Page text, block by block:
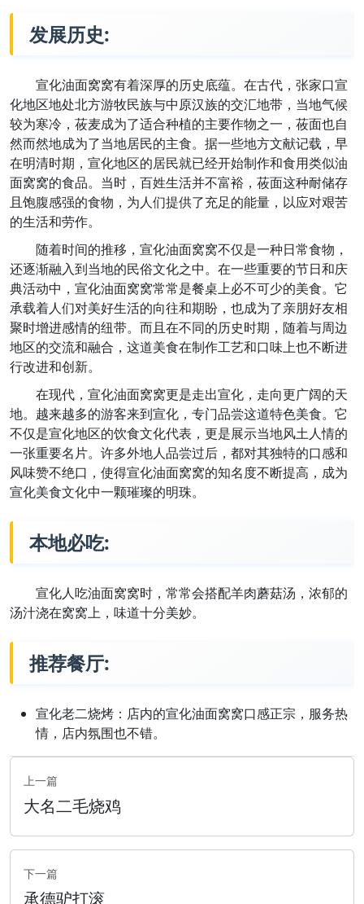
发展历史:
宣化油面窝窝有着深厚的历史底蕴。在古代，张家口宣
化地区地处北方游牧民族与中原汉族的交汇地带，当地气候
较为寒冷，莜麦成为了适合种植的主要作物之一，莜面也自
然而然地成为了当地居民的主食。据一些地方文献记载，早
在明清时期，宣化地区的居民就已经开始制作和食用类似油
面窝窝的食品。当时，百姓生活并不富裕，莜面这种耐储存
且饱腹感强的食物，为人们提供了充足的能量，以应对艰苦
的生活和劳作。
随着时间的推移，宣化油面窝窝不仅是一种日常食物，
还逐渐融入到当地的民俗文化之中。在一些重要的节日和庆
典活动中，宣化油面窝窝常常是餐桌上必不可少的美食。它
承载着人们对美好生活的向往和期盼，也成为了亲朋好友相
聚时增进感情的纽带。而且在不同的历史时期，随着与周边
地区的交流和融合，这道美食在制作工艺和口味上也不断进
行改进和创新。
在现代，宣化油面窝窝更是走出宣化，走向更广阔的天
地。越来越多的游客来到宣化，专门品尝这道特色美食。它
不仅是宣化地区的饮食文化代表，更是展示当地风土人情的
一张重要名片。许多外地人品尝过后，都对其独特的口感和
风味赞不绝口，使得宣化油面窝窝的知名度不断提高，成为
宣化美食文化中一颗璀璨的明珠。
本地必吃:
宣化人吃油面窝窝时，常常会搭配羊肉蘑菇汤，浓郁的
汤汁浇在窝窝上，味道十分美妙。
推荐餐厅:
宣化老二烧烤：店内的宣化油面窝窝口感正宗，服务热
情，店内氛围也不错。
上一篇
大名二毛烧鸡
下一篇
承德驴打滚